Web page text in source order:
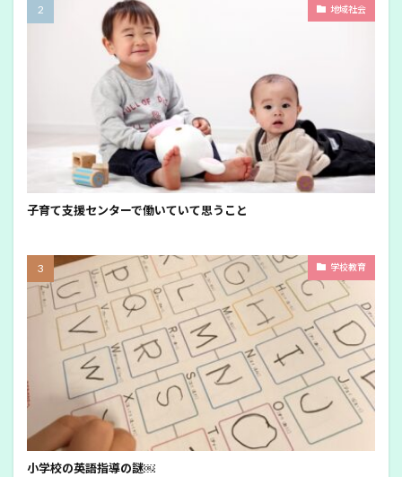
地域社会
子育て支援センターで働いていて思うこと
学校教育
小学校の英語指導の謎￼